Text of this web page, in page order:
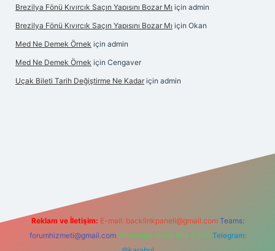
Brezilya Fönü Kıvırcık Saçın Yapısını Bozar Mı için admin
Brezilya Fönü Kıvırcık Saçın Yapısını Bozar Mı için Okan
Med Ne Demek Örnek için admin
Med Ne Demek Örnek için Cengaver
Uçak Bileti Tarih Değiştirme Ne Kadar için admin
Reklam ve İletişim: E-mail: backlinkpaneli@gmail.com Teams:
forumhizmeti@gmail.com Whatsapp: 0262 606 0 726 Telegram: